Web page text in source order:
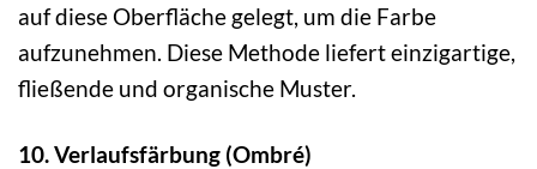
auf diese Oberfläche gelegt, um die Farbe
aufzunehmen. Diese Methode liefert einzigartige,
fließende und organische Muster.
10. Verlaufsfärbung (Ombré)